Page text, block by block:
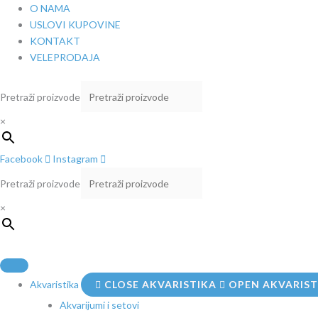
Pređi
sadržaj
O NAMA
USLOVI KUPOVINE
KONTAKT
VELEPRODAJA
Pretraži proizvode
×
Facebook Instagram
Pretraži proizvode
×
Akvaristika CLOSE AKVARISTIKA
OPEN
Akvarijumi i setovi
SERA
Test
količina